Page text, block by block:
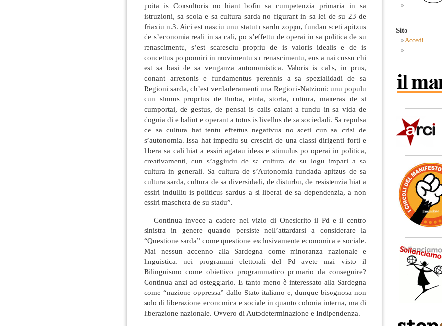
poita is Consultoris no hiant bofiu sa cumpetenzia primaria in sa
istruzioni, sa scola e sa cultura sarda no figurant in sa lei de su 23 de
friaxiu n.3. Aici est nasciu unu statutu sardu zoppu, fundau sceti apitzus
de s’economia reali in sa cali, po s’effettu de operai in sa politica de su
renascimentu, s’est scaresciu propriu de is valoris idealis e de is
concettus po ponniri in movimentu su renascimentu, eus a nai cussu chi
est sa basi de sa venganza autonomistica. Valoris is calis, in prus,
donant arrexonis e fundamentus perennis a sa spezialidadi de sa
Regioni sarda, ch’est verdaderamenti una Regioni-Natzioni: unu populu
cun sinnus proprius de limba, etnia, storia, cultura, maneras de si
cumportai, de gestus, de pensai is calis calant a fundu in sa vida de
dognia dì e balint e operant a totus is livellus de sa sociedadi. Sa repulsa
de sa cultura hat tentu effettus negativus no sceti cun sa crisi de
s’autonomia. Issa hat impediu su cresciri de una classi dirigenti forti e
libera sa cali hiat a essiri agatau ideas e stimulus po operai in politica,
creativamenti, cun s’aggiudu de sa cultura de su logu impari a sa
cultura in generali. Sa cultura de s’Autonomia fundada apitzus de sa
cultura sarda, cultura de sa diversidadi, de disturbu, de resistenzia hiat a
essiri indulliu is politicus sardus a si liberai de sa dependenzia, a non
essiri maschera de su stadu”.
Continua invece a cadere nel vizio di Onesicrito il Pd e il centro
sinistra in genere quando persiste nell’attardarsi a considerare la
“Questione sarda” come questione esclusivamente economica e sociale.
Mai nessun accenno alla Sardegna come minoranza nazionale e
linguistica: nei programmi elettorali del Pd avete mai visto il
Bilinguismo come obiettivo programmatico primario da conseguire?
Continua anzi ad osteggiarlo. E tanto meno è interessato alla Sardegna
come “nazione oppressa” dallo Stato italiano e, dunque bisognosa non
solo di liberazione economica e sociale in quanto colonia interna, ma di
liberazione nazionale. Ovvero di Autodeterminazione e Indipendenza.
Sito
Accedi